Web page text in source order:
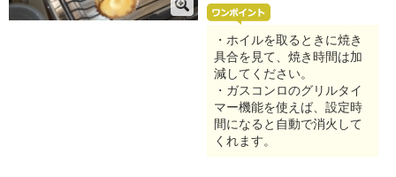
・ホイルを取るときに焼き
具合を見て、焼き時間は加
減してください。
・ガスコンロのグリルタイ
マー機能を使えば、設定時
間になると自動で消火して
くれます。